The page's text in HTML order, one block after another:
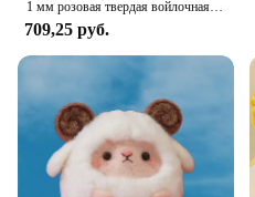
1 мм розовая твердая войлочная ткань, войлочное ремесло, войлочная простыня, для домашнего декора, шитье, DIY, войлочный текстиль, вход A6
709,25 руб.